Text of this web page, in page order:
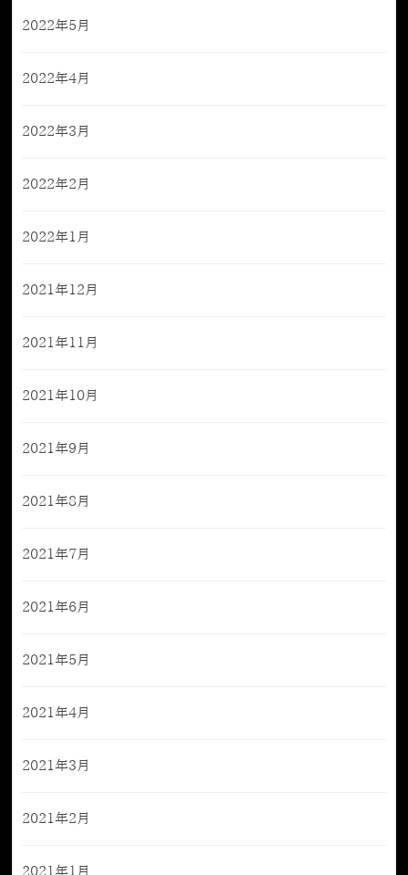
2022年5月
2022年4月
2022年3月
2022年2月
2022年1月
2021年12月
2021年11月
2021年10月
2021年9月
2021年8月
2021年7月
2021年6月
2021年5月
2021年4月
2021年3月
2021年2月